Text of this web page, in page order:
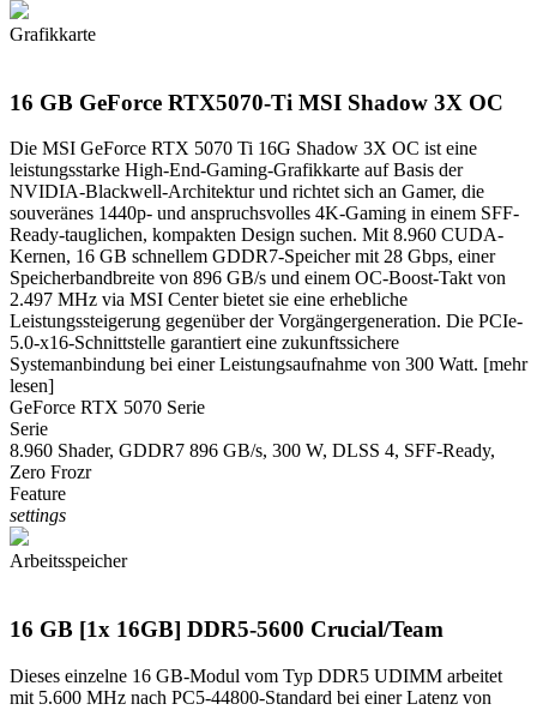
Grafikkarte
16 GB GeForce RTX5070-Ti MSI Shadow 3X OC
Die MSI GeForce RTX 5070 Ti 16G Shadow 3X OC ist eine
leistungsstarke High-End-Gaming-Grafikkarte auf Basis der
NVIDIA-Blackwell-Architektur und richtet sich an Gamer, die
souveränes 1440p- und anspruchsvolles 4K-Gaming in einem SFF-
Ready-tauglichen, kompakten Design suchen. Mit 8.960 CUDA-
Kernen, 16 GB schnellem GDDR7-Speicher mit 28 Gbps, einer
Speicherbandbreite von 896 GB/s und einem OC-Boost-Takt von
2.497 MHz via MSI Center bietet sie eine erhebliche
Leistungssteigerung gegenüber der Vorgängergeneration. Die PCIe-
5.0-x16-Schnittstelle garantiert eine zukunftssichere
Systemanbindung bei einer Leistungsaufnahme von 300 Watt. [mehr
lesen]
GeForce RTX 5070 Serie
Serie
8.960 Shader, GDDR7 896 GB/s, 300 W, DLSS 4, SFF-Ready,
Zero Frozr
Feature
settings
Arbeitsspeicher
16 GB [1x 16GB] DDR5-5600 Crucial/Team
Dieses einzelne 16 GB-Modul vom Typ DDR5 UDIMM arbeitet
mit 5.600 MHz nach PC5-44800-Standard bei einer Latenz von